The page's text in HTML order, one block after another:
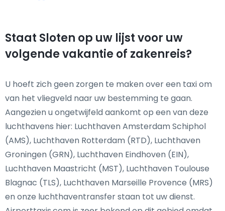
Staat Sloten op uw lijst voor uw
volgende vakantie of zakenreis?
U hoeft zich geen zorgen te maken over een taxi om
van het vliegveld naar uw bestemming te gaan.
Aangezien u ongetwijfeld aankomt op een van deze
luchthavens hier: Luchthaven Amsterdam Schiphol
(AMS), Luchthaven Rotterdam (RTD), Luchthaven
Groningen (GRN), Luchthaven Eindhoven (EIN),
Luchthaven Maastricht (MST), Luchthaven Toulouse
Blagnac (TLS), Luchthaven Marseille Provence (MRS)
en onze luchthaventransfer staan tot uw dienst.